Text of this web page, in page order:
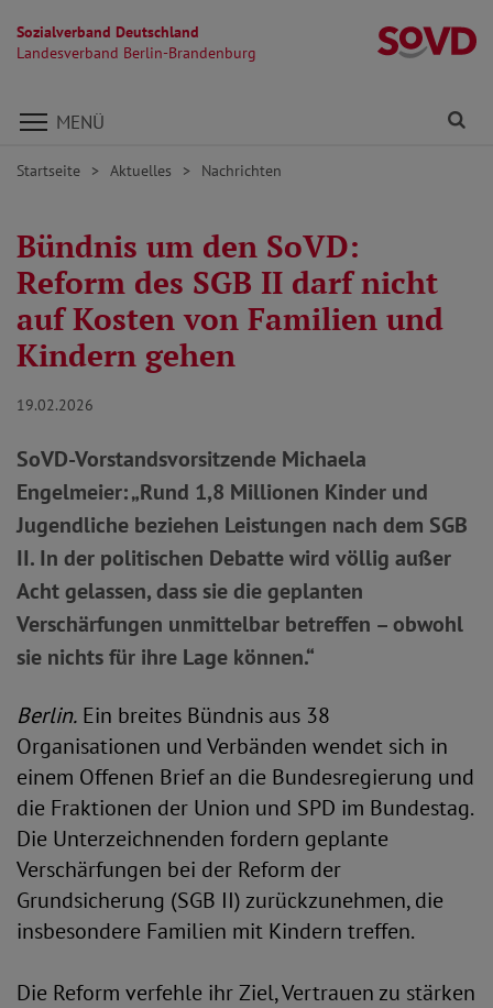
Sozialverband Deutschland
Landesverband Berlin-Brandenburg
Direkt zu den Inhalten springen
MENÜ
Startseite Aktuelles Nachrichten
Bündnis um den SoVD:
Reform des SGB II darf nicht
auf Kosten von Familien und
Kindern gehen
19.02.2026
SoVD-Vorstandsvorsitzende Michaela
Engelmeier: „Rund 1,8 Millionen Kinder und
Jugendliche beziehen Leistungen nach dem SGB
II. In der politischen Debatte wird völlig außer
Acht gelassen, dass sie die geplanten
Verschärfungen unmittelbar betreffen – obwohl
sie nichts für ihre Lage können.“
Berlin. Ein breites Bündnis aus 38
Organisationen und Verbänden wendet sich in
einem Offenen Brief an die Bundesregierung und
die Fraktionen der Union und SPD im Bundestag.
Die Unterzeichnenden fordern geplante
Verschärfungen bei der Reform der
Grundsicherung (SGB II) zurückzunehmen, die
insbesondere Familien mit Kindern treffen.
Die Reform verfehle ihr Ziel, Vertrauen zu stärken